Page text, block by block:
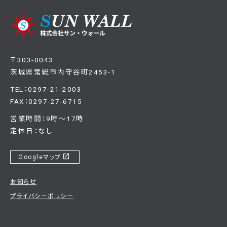
〒303-0043
茨城県常総市内守谷町2453-1
TEL：0297-21-2003
FAX：0297-27-6715
営業時間：9時～17時
定休日：なし
Googleマップ open_in_new
お知らせ
プライバシーポリシー